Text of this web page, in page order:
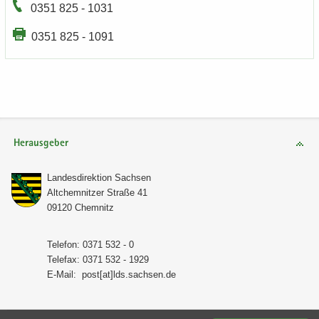
0351 825 - 1031
0351 825 - 1091
Herausgeber
Lan­des­di­rek­ti­on Sach­sen
Alt­chem­nit­zer Stra­ße 41
09120 Chem­nitz
Te­le­fon: 0371 532 - 0
Te­le­fax: 0371 532 - 1929
E-​Mail: post[at]lds.sach­sen.de